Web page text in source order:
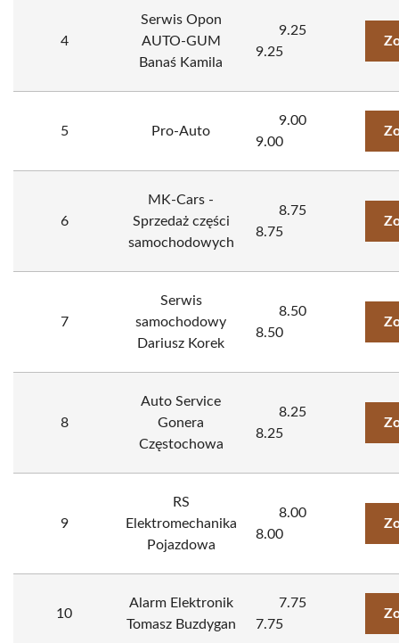
4
Serwis Opon
AUTO-GUM
Banaś Kamila
9.25
9.25
5 Pro-Auto
9.00
9.00
6
MK-Cars -
Sprzedaż części
samochodowych
8.75
8.75
7
Serwis
samochodowy
Dariusz Korek
8.50
8.50
8
Auto Service
Gonera
Częstochowa
8.25
8.25
9
RS
Elektromechanika
Pojazdowa
8.00
8.00
10
Alarm Elektronik
Tomasz Buzdygan
7.75
7.75